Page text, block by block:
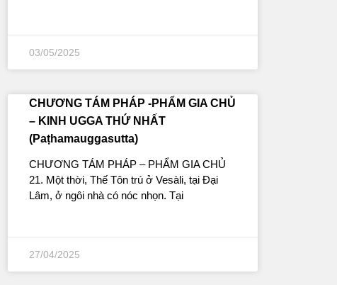
03/05/2025
CHƯƠNG TÁM PHÁP -PHẨM GIA CHỦ
– KINH UGGA THỨ NHẤT
(Paṭhamauggasutta)
CHƯƠNG TÁM PHÁP – PHẨM GIA CHỦ
21. Một thời, Thế Tôn trú ở Vesàli, tại Ðại
Lâm, ở ngôi nhà có nóc nhọn. Tại
27/04/2025